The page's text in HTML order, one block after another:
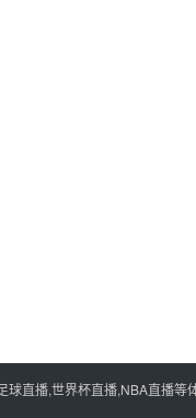
直播,世界杯直播,NBA直播